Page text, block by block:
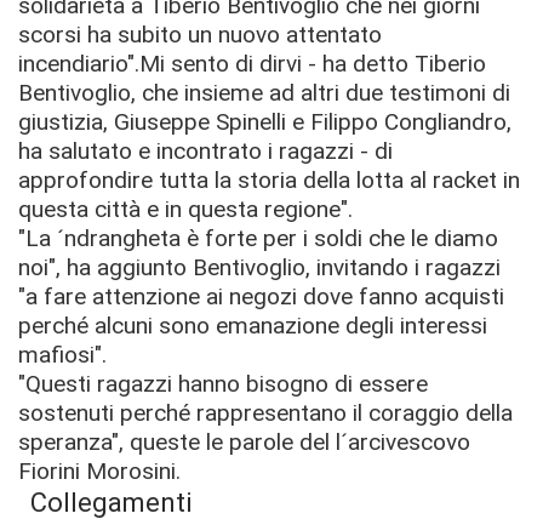
solidarietà a Tiberio Bentivoglio che nei giorni
scorsi ha subito un nuovo attentato
incendiario".Mi sento di dirvi - ha detto Tiberio
Bentivoglio, che insieme ad altri due testimoni di
giustizia, Giuseppe Spinelli e Filippo Congliandro,
ha salutato e incontrato i ragazzi - di
approfondire tutta la storia della lotta al racket in
questa città e in questa regione".
"La ´ndrangheta è forte per i soldi che le diamo
noi", ha aggiunto Bentivoglio, invitando i ragazzi
"a fare attenzione ai negozi dove fanno acquisti
perché alcuni sono emanazione degli interessi
mafiosi".
"Questi ragazzi hanno bisogno di essere
sostenuti perché rappresentano il coraggio della
speranza", queste le parole del l´arcivescovo
Fiorini Morosini.
Collegamenti